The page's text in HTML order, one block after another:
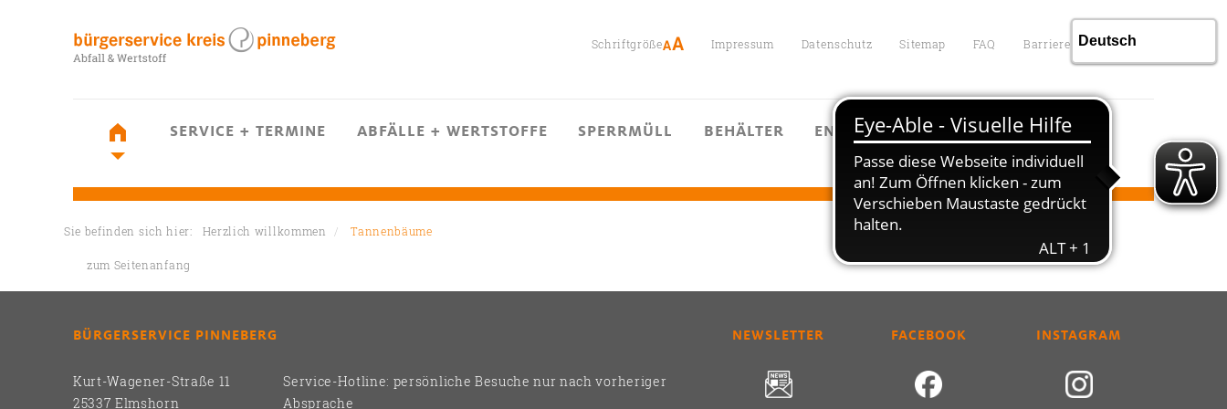
Schriftgröße Impressum Datenschutz Sitemap FAQ Barrierefreiheit
SERVICE + TERMINE ABFÄLLE + WERTSTOFFE SPERRMÜLL BEHÄLTER ENTGELTE KONTAKT
Sie befinden sich hier: Herzlich willkommen Tannenbäume
zum Seitenanfang
BÜRGERSERVICE PINNEBERG
Kurt-Wagener-Straße 11
25337 Elmshorn
Service-Hotline: persönliche Besuche nur nach vorheriger
Absprache
NEWSLETTER FACEBOOK INSTAGRAM